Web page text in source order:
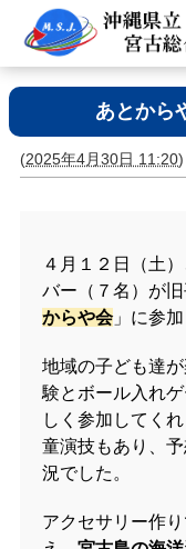
あとから
(2025年4月30日 11:20)
４月１２日（土
バー（７名）が
からや会」に参加
地域の子ども達
験とボール入れ
しく参加してく
童演技もあり、
況でした。
アクセサリー作